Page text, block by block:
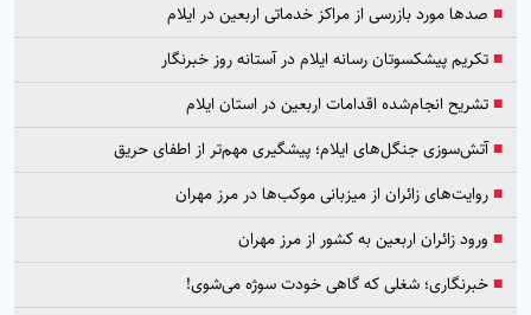
■ صدها مورد بازرسی از مراکز خدماتی اربعین در ایلام
■تکریم پیشکسوتان رسانه ایلام در آستانه روز خبرنگار
■تشریح انجام‌شده اقدامات اربعین در استان ایلام
■آتش‌سوزی جنگل‌های ایلام؛ پیشگیری مهم‌تر از اطفای حریق
■روایت‌های زائران از میزبانی موکب‌ها در مرز مهران
■ ورود زائران اربعین به کشور از مرز مهران
■خبرنگاری؛ شغلی که گاهی خودت سوژه می‌شوی!